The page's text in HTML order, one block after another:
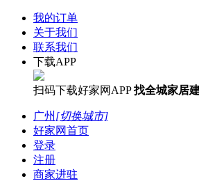
我的订单
关于我们
联系我们
下载APP
扫码下载好家网APP 找全城家居
广州 [切换城市]
好家网首页
登录
注册
商家进驻